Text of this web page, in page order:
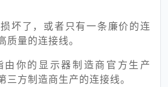
坏了，或者只有一条廉价的连
量的连接线。
由你的显示器制造商官方生产
三方制造商生产的连接线。